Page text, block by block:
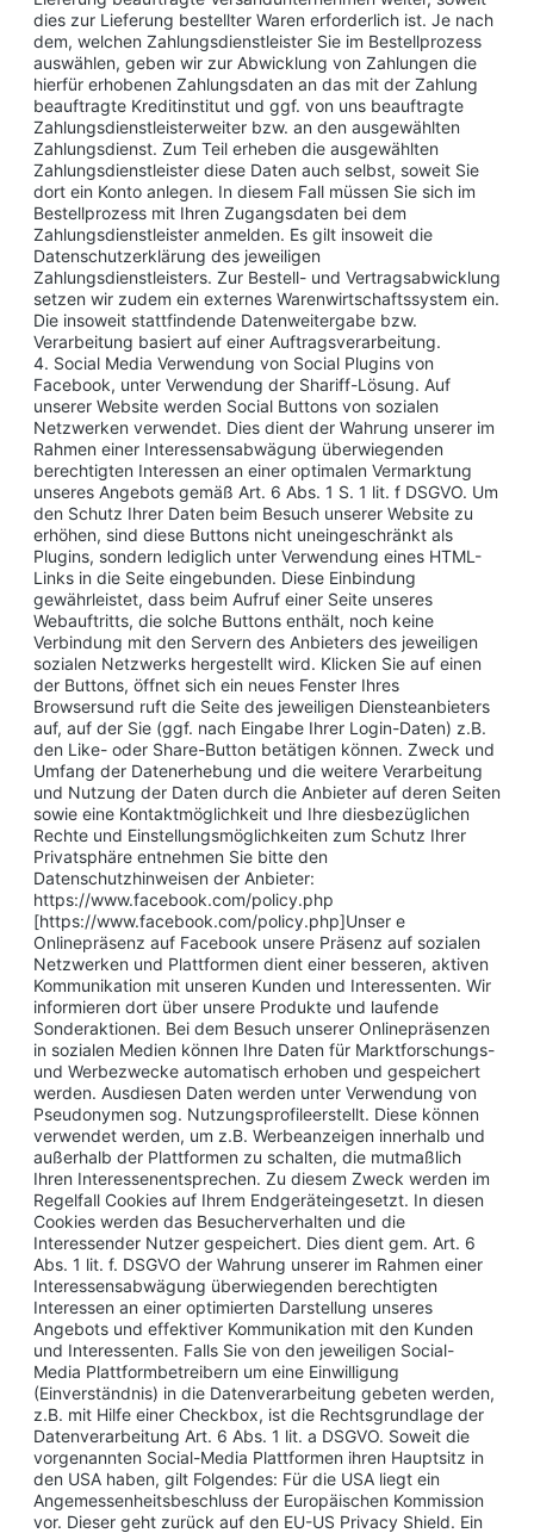
dies zur Lieferung bestellter Waren erforderlich ist. Je nach
dem, welchen Zahlungsdienstleister Sie im Bestellprozess
auswählen, geben wir zur Abwicklung von Zahlungen die
hierfür erhobenen Zahlungsdaten an das mit der Zahlung
beauftragte Kreditinstitut und ggf. von uns beauftragte
Zahlungsdienstleisterweiter bzw. an den ausgewählten
Zahlungsdienst. Zum Teil erheben die ausgewählten
Zahlungsdienstleister diese Daten auch selbst, soweit Sie
dort ein Konto anlegen. In diesem Fall müssen Sie sich im
Bestellprozess mit Ihren Zugangsdaten bei dem
Zahlungsdienstleister anmelden. Es gilt insoweit die
Datenschutzerklärung des jeweiligen
Zahlungsdienstleisters. Zur Bestell- und Vertragsabwicklung
setzen wir zudem ein externes Warenwirtschaftssystem ein.
Die insoweit stattfindende Datenweitergabe bzw.
Verarbeitung basiert auf einer Auftragsverarbeitung.
4. Social Media Verwendung von Social Plugins von
Facebook, unter Verwendung der Shariff-Lösung. Auf
unserer Website werden Social Buttons von sozialen
Netzwerken verwendet. Dies dient der Wahrung unserer im
Rahmen einer Interessensabwägung überwiegenden
berechtigten Interessen an einer optimalen Vermarktung
unseres Angebots gemäß Art. 6 Abs. 1 S. 1 lit. f DSGVO. Um
den Schutz Ihrer Daten beim Besuch unserer Website zu
erhöhen, sind diese Buttons nicht uneingeschränkt als
Plugins, sondern lediglich unter Verwendung eines HTML-
Links in die Seite eingebunden. Diese Einbindung
gewährleistet, dass beim Aufruf einer Seite unseres
Webauftritts, die solche Buttons enthält, noch keine
Verbindung mit den Servern des Anbieters des jeweiligen
sozialen Netzwerks hergestellt wird. Klicken Sie auf einen
der Buttons, öffnet sich ein neues Fenster Ihres
Browsersund ruft die Seite des jeweiligen Diensteanbieters
auf, auf der Sie (ggf. nach Eingabe Ihrer Login-Daten) z.B.
den Like- oder Share-Button betätigen können. Zweck und
Umfang der Datenerhebung und die weitere Verarbeitung
und Nutzung der Daten durch die Anbieter auf deren Seiten
sowie eine Kontaktmöglichkeit und Ihre diesbezüglichen
Rechte und Einstellungsmöglichkeiten zum Schutz Ihrer
Privatsphäre entnehmen Sie bitte den
Datenschutzhinweisen der Anbieter:
https://www.facebook.com/policy.php
[https://www.facebook.com/policy.php]Unser e
Onlinepräsenz auf Facebook unsere Präsenz auf sozialen
Netzwerken und Plattformen dient einer besseren, aktiven
Kommunikation mit unseren Kunden und Interessenten. Wir
informieren dort über unsere Produkte und laufende
Sonderaktionen. Bei dem Besuch unserer Onlinepräsenzen
in sozialen Medien können Ihre Daten für Marktforschungs-
und Werbezwecke automatisch erhoben und gespeichert
werden. Ausdiesen Daten werden unter Verwendung von
Pseudonymen sog. Nutzungsprofileerstellt. Diese können
verwendet werden, um z.B. Werbeanzeigen innerhalb und
außerhalb der Plattformen zu schalten, die mutmaßlich
Ihren Interessenentsprechen. Zu diesem Zweck werden im
Regelfall Cookies auf Ihrem Endgeräteingesetzt. In diesen
Cookies werden das Besucherverhalten und die
Interessender Nutzer gespeichert. Dies dient gem. Art. 6
Abs. 1 lit. f. DSGVO der Wahrung unserer im Rahmen einer
Interessensabwägung überwiegenden berechtigten
Interessen an einer optimierten Darstellung unseres
Angebots und effektiver Kommunikation mit den Kunden
und Interessenten. Falls Sie von den jeweiligen Social-
Media Plattformbetreibern um eine Einwilligung
(Einverständnis) in die Datenverarbeitung gebeten werden,
z.B. mit Hilfe einer Checkbox, ist die Rechtsgrundlage der
Datenverarbeitung Art. 6 Abs. 1 lit. a DSGVO. Soweit die
vorgenannten Social-Media Plattformen ihren Hauptsitz in
den USA haben, gilt Folgendes: Für die USA liegt ein
Angemessenheitsbeschluss der Europäischen Kommission
vor. Dieser geht zurück auf den EU-US Privacy Shield. Ein